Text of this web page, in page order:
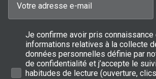
Je confirme avoir pris connaissance
informations relatives à la collecte
données personnelles définie par
de confidentialité et j’accepte le
habitudes de lecture (ouverture,